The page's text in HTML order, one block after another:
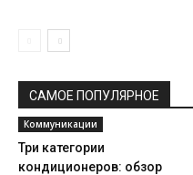
САМОЕ ПОПУЛЯРНОЕ
Коммуникации
Три категории
кондиционеров: обзор